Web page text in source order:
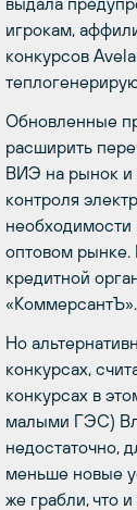
игрокам,
конкурсов
Обновленные
расширить
ВИЭ на рынок и
контроля
необходимости
оптовом
кредитной
«КоммерсантЪ».
Но
конкурсах,
конкурсах в
малыми ГЭС)
недостаточно,
меньше новые
же грабли, что